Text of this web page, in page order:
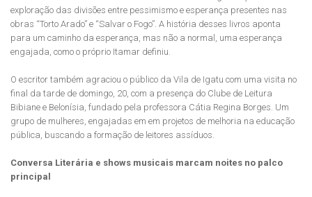
exploração das divisões entre pessimismo e esperança presentes nas
obras “Torto Arado” e “Salvar o Fogo”. A história desses livros aponta
para um caminho da esperança, mas não a normal, uma esperança
engajada, como o próprio Itamar definiu.
O escritor também agraciou o público da Vila de Igatu com uma visita no
final da tarde de domingo, 20, com a presença do Clube de Leitura
Bibiane e Belonísia, fundado pela professora Cátia Regina Borges. Um
grupo de mulheres, engajadas em em projetos de melhoria na educação
pública, buscando a formação de leitores assíduos.
Conversa Literária e shows musicais marcam noites no palco
principal